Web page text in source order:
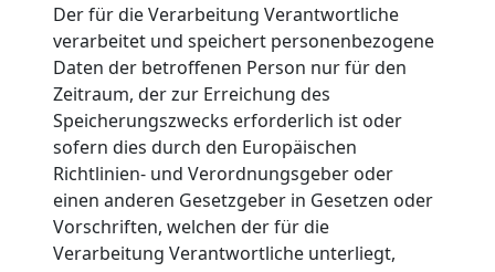
Der für die Verarbeitung Verantwortliche
verarbeitet und speichert personenbezogene
Daten der betroffenen Person nur für den
Zeitraum, der zur Erreichung des
Speicherungszwecks erforderlich ist oder
sofern dies durch den Europäischen
Richtlinien- und Verordnungsgeber oder
einen anderen Gesetzgeber in Gesetzen oder
Vorschriften, welchen der für die
Verarbeitung Verantwortliche unterliegt,